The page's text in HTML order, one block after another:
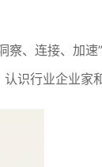
察、连接、加
识行业企业家和